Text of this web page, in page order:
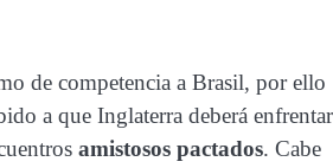
de competencia a Brasil, por ello
a que Inglaterra deberá
amistosos pactados. Cabe